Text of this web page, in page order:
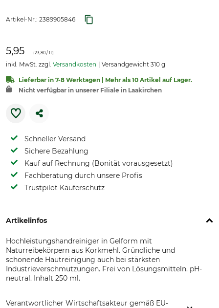
Artikel-Nr.: 2389905846
5,95 (23,80 / 1 l)
inkl. MwSt. zzgl. Versandkosten Versandgewicht 310 g
Lieferbar in 7-8 Werktagen | Mehr als 10 Artikel auf Lager.
Nicht verfügbar in unserer Filiale in Laakirchen
Schneller Versand
Sichere Bezahlung
Kauf auf Rechnung (Bonität vorausgesetzt)
Fachberatung durch unsere Profis
Trustpilot Käuferschutz
Artikelinfos
Hochleistungshandreiniger in Gelform mit
Naturreibekörpern aus Korkmehl. Gründliche und
schonende Hautreinigung auch bei stärksten
Industrieverschmutzungen. Frei von Lösungsmitteln. pH-
neutral. Inhalt 250 ml.
Verantwortlicher Wirtschaftsakteur gemäß EU-